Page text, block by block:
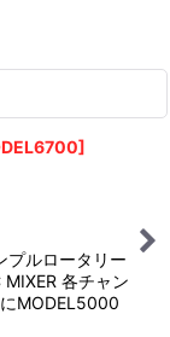
]
プルロータリー
各チャン
MODEL5000